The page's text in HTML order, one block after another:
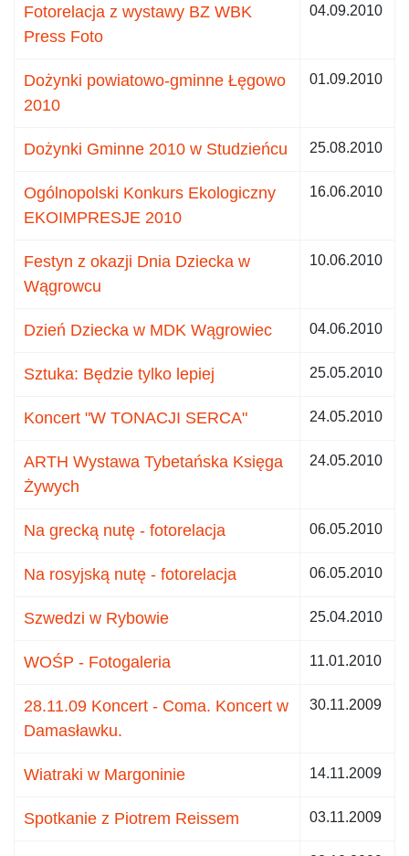
Fotorelacja z wystawy BZ WBK
Press Foto
04.09.2010
Dożynki powiatowo-gminne Łęgowo
2010
01.09.2010
Dożynki Gminne 2010 w Studzieńcu 25.08.2010
Ogólnopolski Konkurs Ekologiczny
EKOIMPRESJE 2010
16.06.2010
Festyn z okazji Dnia Dziecka w
Wągrowcu
10.06.2010
Dzień Dziecka w MDK Wągrowiec 04.06.2010
Sztuka: Będzie tylko lepiej 25.05.2010
Koncert "W TONACJI SERCA" 24.05.2010
ARTH Wystawa Tybetańska Księga
Żywych
24.05.2010
Na grecką nutę - fotorelacja 06.05.2010
Na rosyjską nutę - fotorelacja 06.05.2010
Szwedzi w Rybowie 25.04.2010
WOŚP - Fotogaleria 11.01.2010
28.11.09 Koncert - Coma. Koncert w
Damasławku.
30.11.2009
Wiatraki w Margoninie 14.11.2009
Spotkanie z Piotrem Reissem 03.11.2009